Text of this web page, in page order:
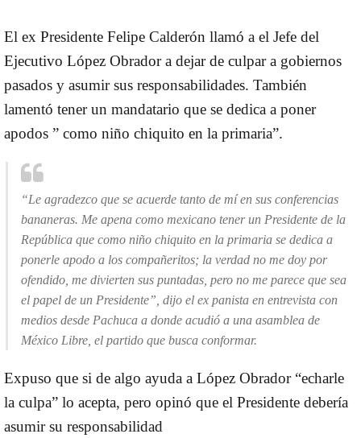
El ex Presidente Felipe Calderón llamó a el Jefe del
Ejecutivo López Obrador a dejar de culpar a gobiernos
pasados y asumir sus responsabilidades. También
lamentó tener un mandatario que se dedica a poner
apodos ” como niño chiquito en la primaria”.
“Le agradezco que se acuerde tanto de mí en sus conferencias
bananeras. Me apena como mexicano tener un Presidente de la
República que como niño chiquito en la primaria se dedica a
ponerle apodo a los compañeritos; la verdad no me doy por
ofendido, me divierten sus puntadas, pero no me parece que sea
el papel de un Presidente”, dijo el ex panista en entrevista con
medios desde Pachuca a donde acudió a una asamblea de
México Libre, el partido que busca conformar.
Expuso que si de algo ayuda a López Obrador “echarle
la culpa” lo acepta, pero opinó que el Presidente debería
asumir su responsabilidad